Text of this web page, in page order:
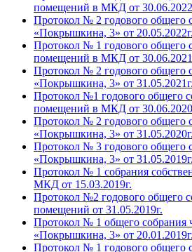
помещений в МКД от
Протокол № 2 годового общего
«Покрышкина, 3» от 20.05.2022г.
Протокол № 1 годового общего
помещений в МКД от
Протокол № 2 годового общего
«Покрышкина, 3» от 31.05.2021г.
Протокол №1 годового общего
помещений в МКД от
Протокол № 2 годового общего
«Покрышкина, 3» от 31.05.2020г.
Протокол № 3 годового общего
«Покрышкина, 3» от 31.05.2019г.
Протокол № 1 собрания
МКД от 15.03.2019г.
Протокол №2 годового общего
помещений от 31.05.2019г.
Протокол № 1 общего
«Покрышкина, 3» от 20.01.2019г.
Протокол № 1 годового общего